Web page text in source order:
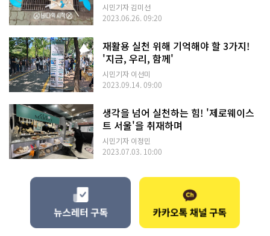
시민기자 김미선
2023.06.26. 09:20
재활용 실천 위해 기억해야 할 3가지!
'지금, 우리, 함께'
시민기자 이선미
2023.09.14. 09:00
생각을 넘어 실천하는 힘! '제로웨이스
트 서울'을 취재하며
시민기자 이정민
2023.07.03. 10:00